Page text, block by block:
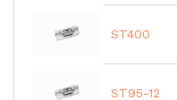
ST400
ST95-12